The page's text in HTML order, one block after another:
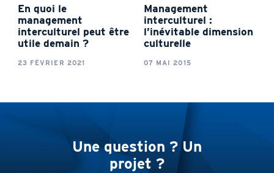
En quoi le
management
interculturel peut être
utile demain ?
23 FÉVRIER 2021
Management
interculturel :
l’inévitable dimension
culturelle
07 MAI 2015
Une question ? Un
projet ?